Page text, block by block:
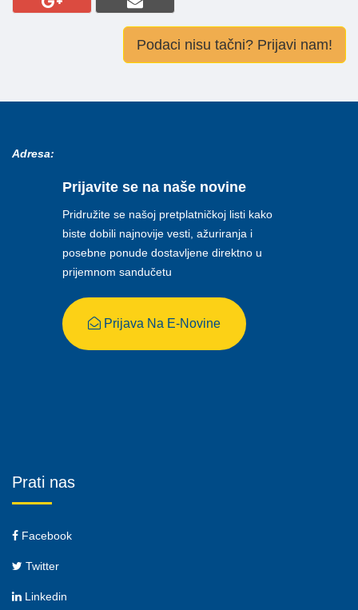
Podaci nisu tačni? Prijavi nam!
Adresa:
Prijavite se na naše novine
Pridružite se našoj pretplatničkoj listi kako
biste dobili najnovije vesti, ažuriranja i
posebne ponude dostavljene direktno u
prijemnom sandučetu
Prijava Na E-Novine
Prati nas
Facebook
Twitter
Linkedin